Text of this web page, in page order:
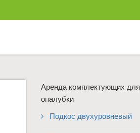
Аренда комплектующих для
опалубки
Подкос двухуровневый